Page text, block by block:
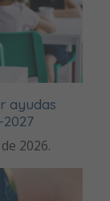
ayudas
2026.